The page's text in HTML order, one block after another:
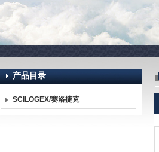
北京诺博莱德科技有限公司
产品目录
SCILOGEX/赛洛捷克